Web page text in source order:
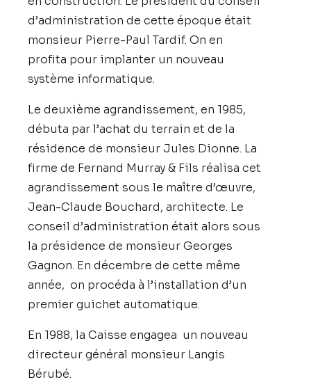
d’administration de cette époque était
monsieur Pierre-Paul Tardif. On en
profita pour implanter un nouveau
système informatique.
Le deuxième agrandissement, en 1985,
débuta par l’achat du terrain et de la
résidence de monsieur Jules Dionne. La
firme de Fernand Murray & Fils réalisa cet
agrandissement sous le maître d’œuvre,
Jean-Claude Bouchard, architecte. Le
conseil d’administration était alors sous
la présidence de monsieur Georges
Gagnon. En décembre de cette même
année, on procéda à l’installation d’un
premier guichet automatique.
En 1988, la Caisse engagea un nouveau
directeur général monsieur Langis
Bérubé.